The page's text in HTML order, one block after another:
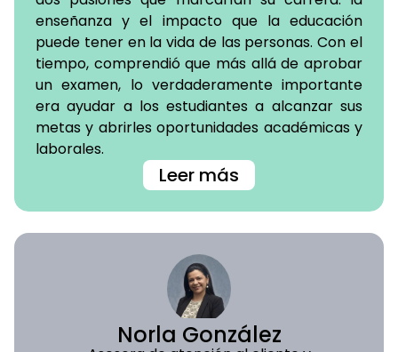
enseñanza y el impacto que la educación
puede tener en la vida de las personas. Con el
tiempo, comprendió que más allá de aprobar
un examen, lo verdaderamente importante
era ayudar a los estudiantes a alcanzar sus
metas y abrirles oportunidades académicas y
laborales.
Leer más
Norla González